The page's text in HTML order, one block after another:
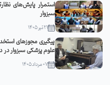
استمرار پایش‌های
سبزوار
21 تیر 1405
علوم پزشکی سبزوار در
مدیرکل منابع انسانی
07 مرداد 1405